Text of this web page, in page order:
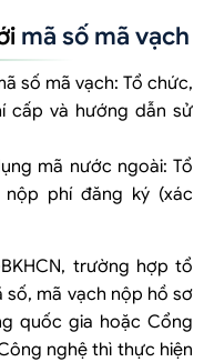
mã số mã vạch
số mã vạch: Tổ chức,
cấp và hướng dẫn sử
mã nước ngoài: Tổ
phí đăng ký (xác
trường hợp tổ
số, mã vạch nộp hồ sơ
quốc gia hoặc Cổng
nghệ thì thực hiện